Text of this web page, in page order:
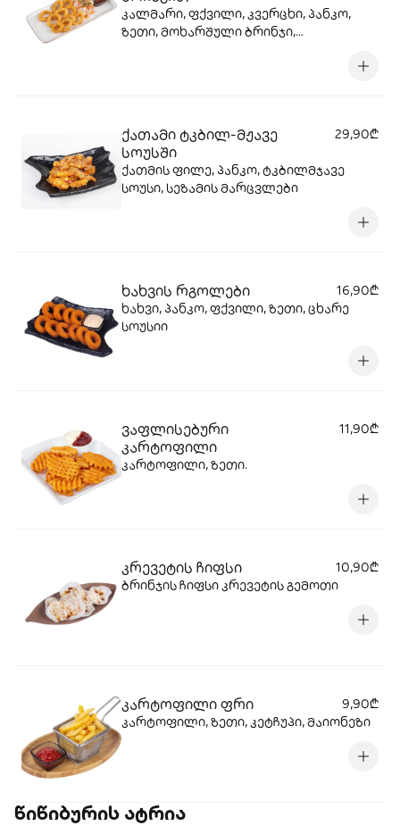
კალმარი, ფქვილი, კვერცხი, პანკო,
ზეთი, მოხარშული ბრინჯი,
ქათამი ტკბილ-მჟავე
სოუსში
29,90₾
ქათმის ფილე, პანკო, ტკბილმჯავე
სოუსი, სეზამის მარცვლები
ხახვის რგოლები
16,90₾
ხახვი, პანკო, ფქვილი, ზეთი, ცხარე
სოუსიი
ვაფლისებური
კარტოფილი
11,90₾
კარტოფილი, ზეთი.
კრევეტის ჩიფსი
10,90₾
ბრინჯის ჩიფსი კრევეტის გემოთი
კარტოფილი ფრი
9,90₾
კარტოფილი, ზეთი, კეტჩუპი, მაიონეზი
წიწიბურის ატრია